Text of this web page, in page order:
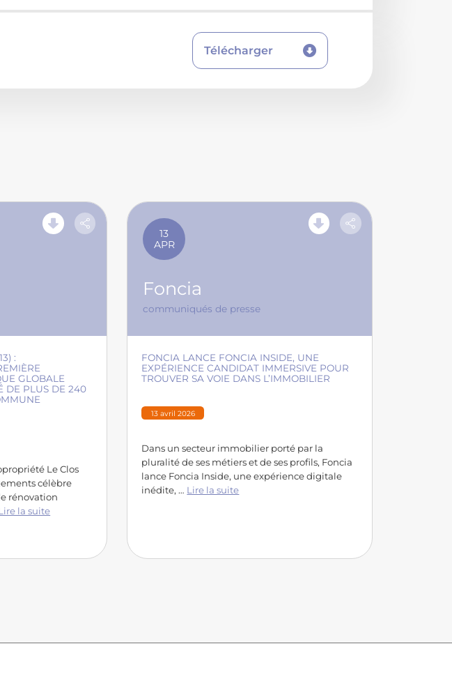
Télécharger
:
GLOBALE
DE PLUS DE 240
Le Clos
célèbre
rénovation
la suite
13
APR
Foncia
communiqués de presse
FONCIA LANCE FONCIA INSIDE, UNE
EXPÉRIENCE CANDIDAT IMMERSIVE POUR
TROUVER SA VOIE DANS L’IMMOBILIER
13 avril 2026
Dans un secteur immobilier porté par la
pluralité de ses métiers et de ses profils, Foncia
lance Foncia Inside, une expérience digitale
inédite, … Lire la suite